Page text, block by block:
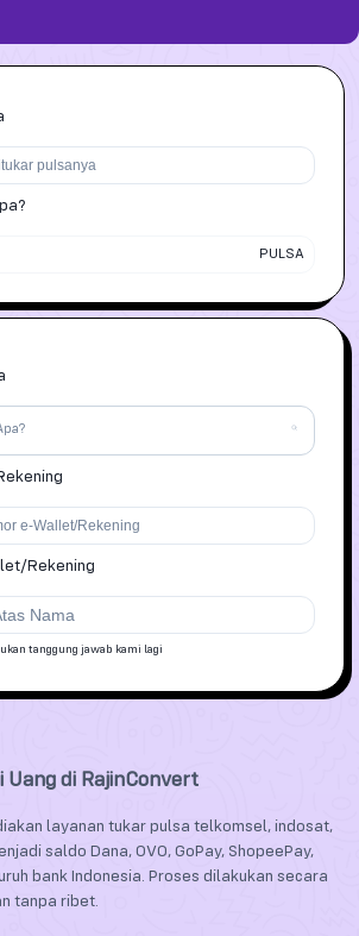
PULSA
Rekening
tanggung jawab kami lagi
di RajinConvert
layanan tukar pulsa telkomsel, indosat,
saldo Dana, OVO, GoPay, ShopeePay,
bank Indonesia. Proses dilakukan secara
tanpa ribet.